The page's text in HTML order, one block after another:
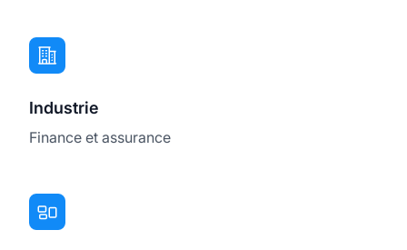
Industrie
Finance et assurance